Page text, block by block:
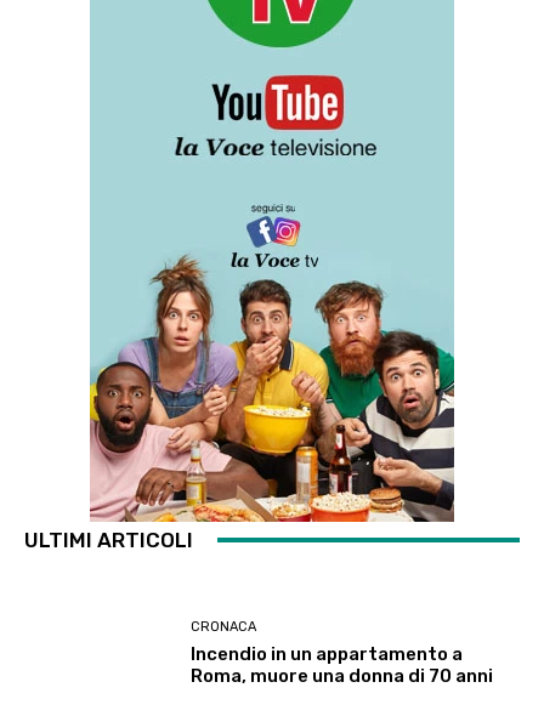
ULTIMI ARTICOLI
CRONACA
Incendio in un appartamento a
Roma, muore una donna di 70 anni